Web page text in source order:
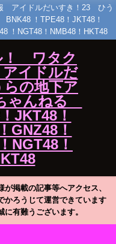
アイドルだいすき！23 ひう
！TPE48！JKT48！
！NGT48！NMB48！HKT48
！ ワタク
イドルだ
の地下ア
ゃんねる
JKT48！
GNZ48！
NGT48！
掲載の記事等へアクセス、
かろうじて運営できています
に有難うございます。